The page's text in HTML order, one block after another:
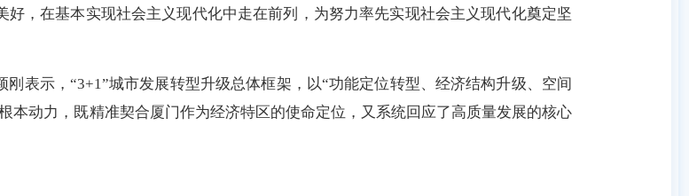
，在基本实现社会主义现代化中走在前列，为努力率先实现社会主义现代化奠定坚
示，“3+1”城市发展转型升级总体框架，以“功能定位转型、经济结构升级、空间
本动力，既精准契合厦门作为经济特区的使命定位，又系统回应了高质量发展的核心